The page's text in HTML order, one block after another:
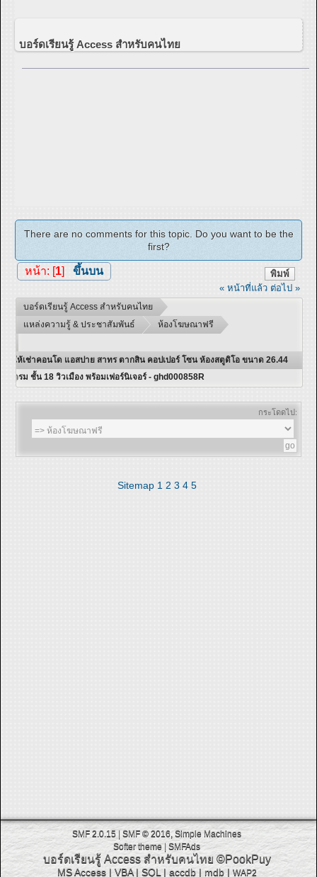
บอร์ดเรียนรู้ Access สำหรับคนไทย
There are no comments for this topic. Do you want to be the
first?
พิมพ์
หน้า: [ 1] ขึ้นบน
« หน้าที่แล้ว ต่อไป »
บอร์ดเรียนรู้ Access สำหรับคนไทย
แหล่งความรู้ & ประชาสัมพันธ์
ห้องโฆษณาฟรี
ให้เช่าคอนโด แอสปาย สาทร ตากสิน คอปเปอร์ โซน ห้องสตูดิโอ ขนาด 26.44
ตรม ชั้น 18 วิวเมือง พร้อมเฟอร์นิเจอร์ - ghd000858R
กระโดดไป:
Sitemap 1 2 3 4 5
SMF 2.0.15 SMF © 2016 Simple Machines
Softer theme| SMFAds
บอร์ดเรียนรู้ Access สำหรับคนไทย ©PookPuy
MS Access| VBA| SQL | accdb| mdb| WAP2